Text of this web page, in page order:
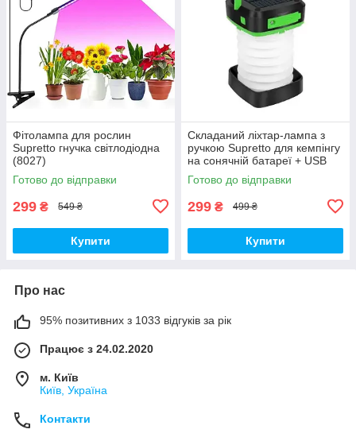
Фітолампа для рослин
Supretto гнучка світлодіодна
(8027)
Готово до відправки
299 ₴ 549 ₴
Купити
Складаний ліхтар-лампа з
ручкою Supretto для кемпінгу
на сонячній батареї + USB
(8071)
Готово до відправки
299 ₴ 499 ₴
Купити
Про нас
95% позитивних з 1033 відгуків за рік
Працює з 24.02.2020
м. Київ
Київ, Україна
Контакти